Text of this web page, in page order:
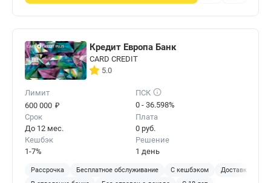
Кредит Европа Банк
CARD CREDIT
5.0
Лимит
600 000 ₽
ПСК
0 - 36.598%
Срок
До 12 мес.
Плата
0 руб.
Кешбэк
1-7%
Решение
1 день
Рассрочка Бесплатное обслуживание С кешбэком
Доставка на